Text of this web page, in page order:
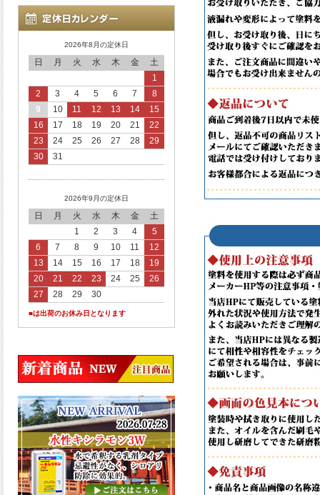
2026年8月の定休日
日 月 火 水 木 金
土
1
2
3 4 5 6 7
8
9
10 11 12 13 14
15
16
17 18 19 20 21
22
23
24 25 26 27 28
29
30
31
2026年9月の定休日
日 月 火 水 木 金
土
1
2 3 4
5
6
7 8 9 10 11
12
13
14 15 16 17 18
19
20
21 22 23 24 25
26
27
28 29 30
■は出荷のお休み日となります